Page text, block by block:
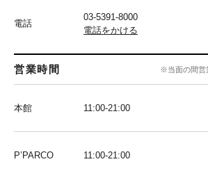
電話
03-5391-8000
電話をかける
営業時間 ※当面の間営
本館 11:00-21:00
P’PARCO 11:00-21:00